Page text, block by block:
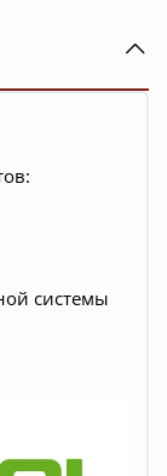
системы